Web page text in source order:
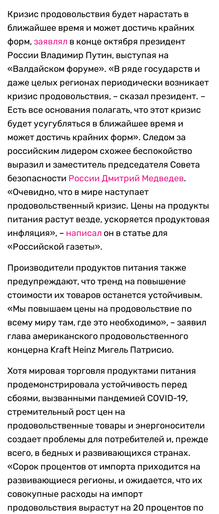
Кризис продовольствия будет нарастать в
ближайшее время и может достичь крайних
форм,заявлял в конце октября президент
России Владимир Путин, выступая на
«Валдайском форуме». «В ряде государств и
даже целых регионах периодически возникает
кризис продовольствия, – сказал президент. –
Есть все основания полагать, что этот кризис
будет усугубляться в ближайшее время и
может достичь крайних форм». Следом за
российским лидером схожее беспокойство
выразил и заместитель председателя Совета
безопасности России Дмитрий Медведев.
«Очевидно, что в мире наступает
продовольственный кризис. Цены на продукты
питания растут везде, ускоряется продуктовая
инфляция», – написал он в статье для
«Российской газеты».
Производители продуктов питания также
предупреждают, что тренд на повышение
стоимости их товаров останется устойчивым.
«Мы повышаем цены на продовольствие по
всему миру там, где это необходимо», – заявил
глава американского продовольственного
концерна Kraft Heinz Мигель Патрисио.
Хотя мировая торговля продуктами питания
продемонстрировала устойчивость перед
сбоями, вызванными пандемией COVID-19,
стремительный рост цен на
продовольственные товары и энергоносители
создает проблемы для потребителей и, прежде
всего, в бедных и развивающихся странах.
«Сорок процентов от импорта приходится на
развивающиеся регионы, и ожидается, что их
совокупные расходы на импорт
продовольствия вырастут на 20 процентов по